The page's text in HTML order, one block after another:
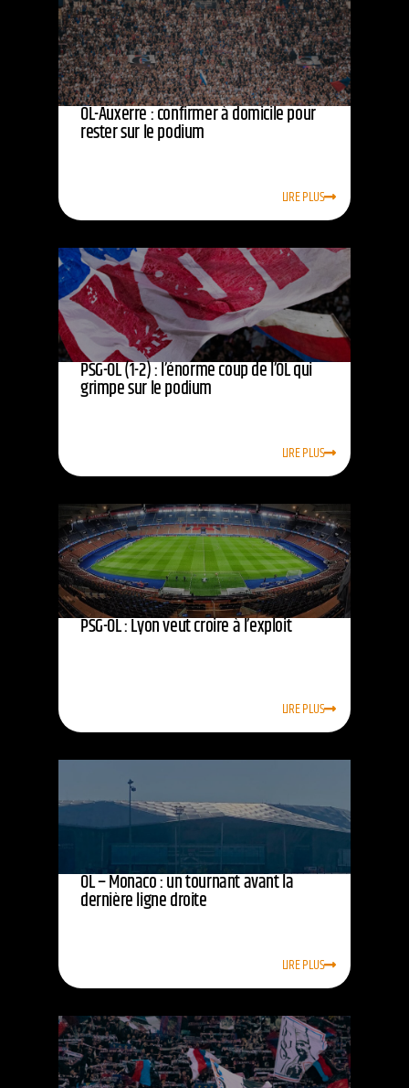
OL-Auxerre : confirmer à domicile pour
rester sur le podium
LIRE PLUS
PSG-OL (1-2) : l’énorme coup de l’OL qui
grimpe sur le podium
LIRE PLUS
PSG-OL : Lyon veut croire à l’exploit
LIRE PLUS
OL – Monaco : un tournant avant la
dernière ligne droite
LIRE PLUS